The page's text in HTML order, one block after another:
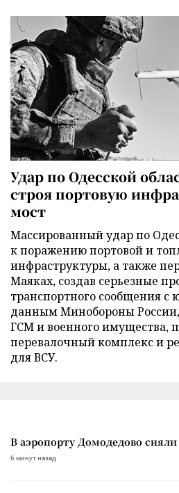
Удар по Одесской
строя портовую
мост
Массированный удар по
к поражению портовой и
инфраструктуры, а также
Маяках, создав серьезные
транспортного сообщения с
данным Минобороны
ГСМ и военного имущества,
перевалочный комплекс и
для ВСУ.
В аэропорту Домодедово
6 минут назад